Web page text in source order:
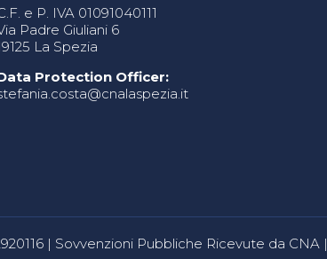
e P. IVA 01091040111
Padre Giuliani 6
La Spezia
Protection Officer:
| Sovvenzioni Pubbliche Ricevute da CNA |